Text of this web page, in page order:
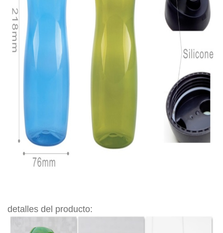
detalles del producto: